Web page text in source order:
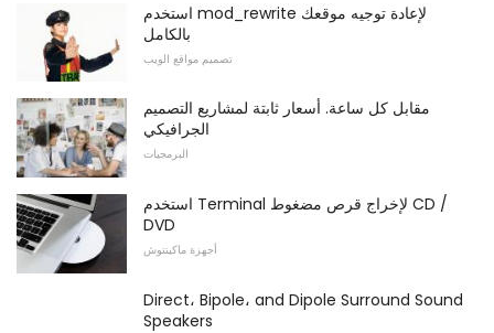
استخدم mod_rewrite لإعادة توجيه موقعك
بالكامل
تصميم مواقع الويب
مقابل كل ساعة. أسعار ثابتة لمشاريع التصميم
الجرافيكي
البرمجيات
استخدم Terminal لإخراج قرص مضغوط CD /
DVD
أجهزة ماكينتوش
Direct، Bipole، and Dipole Surround Sound
Speakers